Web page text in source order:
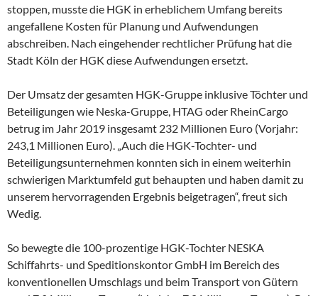
stoppen, musste die HGK in erheblichem Umfang bereits
angefallene Kosten für Planung und Aufwendungen
abschreiben. Nach eingehender rechtlicher Prüfung hat die
Stadt Köln der HGK diese Aufwendungen ersetzt.
Der Umsatz der gesamten HGK-Gruppe inklusive Töchter und
Beteiligungen wie Neska-Gruppe, HTAG oder RheinCargo
betrug im Jahr 2019 insgesamt 232 Millionen Euro (Vorjahr:
243,1 Millionen Euro). „Auch die HGK-Tochter- und
Beteiligungsunternehmen konnten sich in einem weiterhin
schwierigen Marktumfeld gut behaupten und haben damit zu
unserem hervorragenden Ergebnis beigetragen“, freut sich
Wedig.
So bewegte die 100-prozentige HGK-Tochter NESKA
Schiffahrts- und Speditionskontor GmbH im Bereich des
konventionellen Umschlags und beim Transport von Gütern